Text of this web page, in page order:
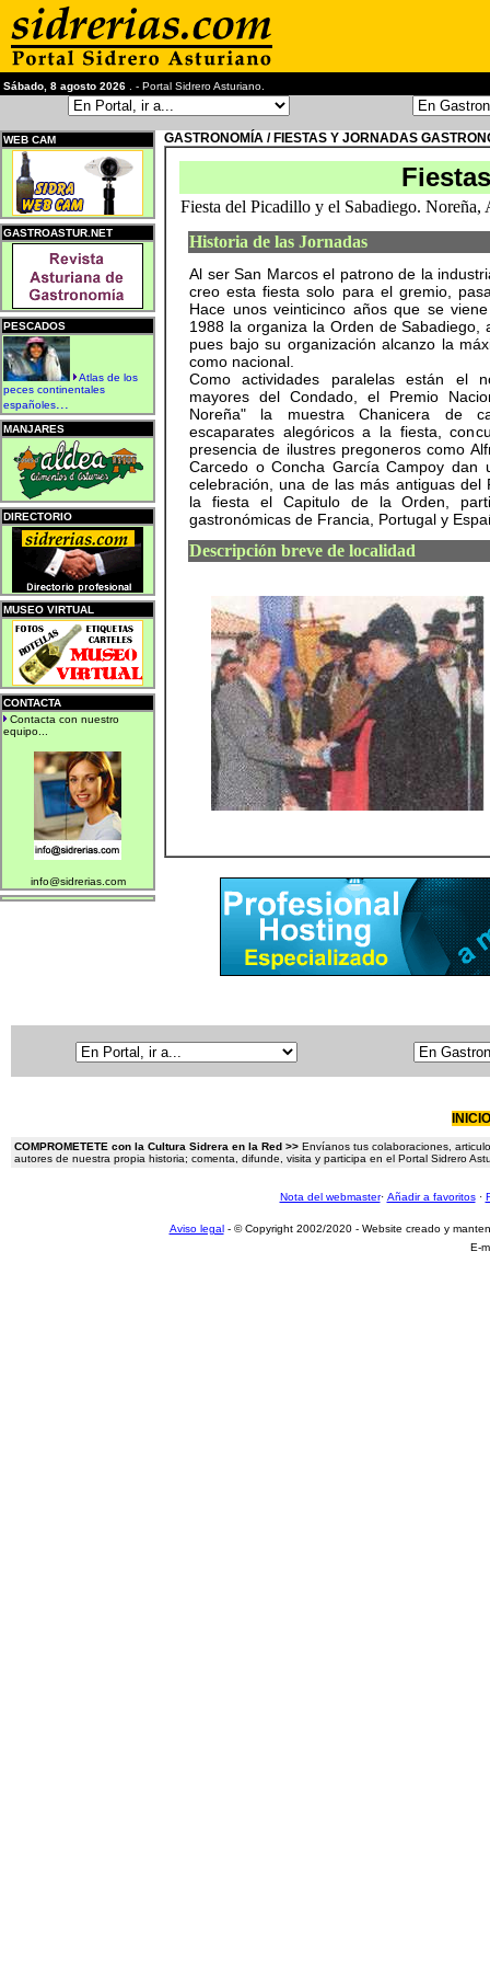
Sábado, 8 agosto 2026 . - Portal Sidrero Asturiano.
WEB CAM
GASTROASTUR.NET
PESCADOS
Atlas de los
peces continentales
españoles...
MANJARES
DIRECTORIO
MUSEO VIRTUAL
CONTACTA
Contacta con nuestro
equipo...
info@sidrerias.com
GASTRONOMÍA / FIESTAS Y JORNADAS
Fiesta del Picadillo y el Sabadiego. Noreña,
Historia de las Jornadas
Al ser San Marcos el patrono de la
creo esta fiesta solo para el gremio,
Hace unos veinticinco años que se
1988 la organiza la Orden de Sabadiego,
pues bajo su organización alcanzo la
como nacional.
Como actividades paralelas están el
mayores del Condado, el Premio
Noreña" la muestra Chanicera de
escaparates alegóricos a la fiesta,
presencia de ilustres pregoneros como
Carcedo o Concha García Campoy dan
celebración, una de las más antiguas del
la fiesta el Capitulo de la Orden,
gastronómicas de Francia, Portugal y
Descripción breve de localidad
INICIO
COMPROMETETE con la Cultura Sidrera en la Red >> Envíanos tus colaboraciones,
autores de nuestra propia historia; comenta, difunde, visita y participa en el Portal Sidrero
Nota del webmaster· Añadir a favoritos·
Aviso legal- © Copyright 2002/2020 - Website creado y
E-